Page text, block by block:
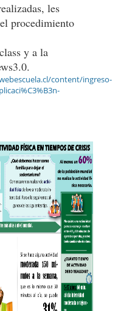
les
procedimiento
y a la
content/ingreso-